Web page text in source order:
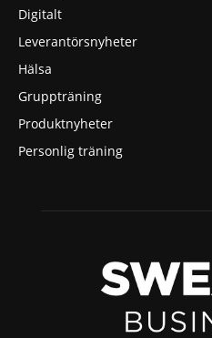
Digitalt
Leverantörsnyheter
Hälsa
Gruppträning
Produktnyheter
Personlig träning